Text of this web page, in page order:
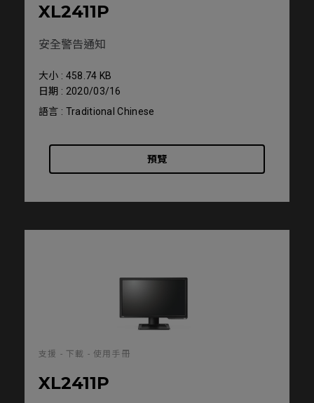
XL2411P
安全警告通知
大小 : 458.74 KB
日期 : 2020/03/16
語言 : Traditional Chinese
預覽
支援 - 下載 - 使用手冊
XL2411P